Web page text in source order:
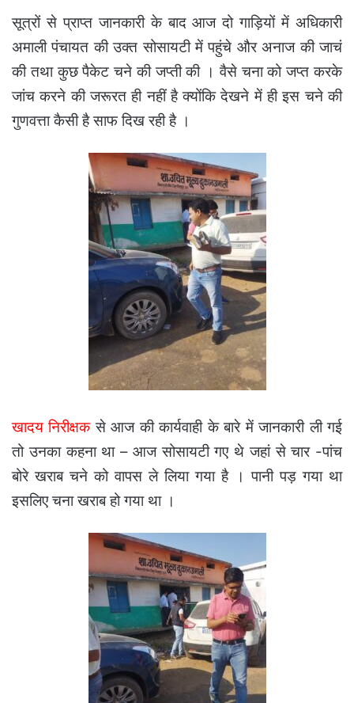
सूत्रों से प्राप्त जानकारी के बाद आज दो गाड़ियों में अधिकारी
अमाली पंचायत की उक्त सोसायटी में पहुंचे और अनाज की जाचं
की तथा कुछ पैकेट चने की जप्ती की । वैसे चना को जप्त करके
जांच करने की जरूरत ही नहीं है क्योंकि देखने में ही इस चने की
गुणवत्ता कैसी है साफ दिख रही है ।
खादय निरीक्षकसे आज की कार्यवाही के बारे में जानकारी ली गई
तो उनका कहना था – आज सोसायटी गए थे जहां से चार -पांच
बोरे खराब चने को वापस ले लिया गया है । पानी पड़ गया था
इसलिए चना खराब हो गया था ।